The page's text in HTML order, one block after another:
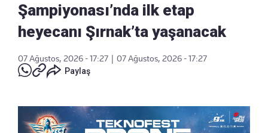
Şampiyonası’nda ilk etap
heyecanı Şırnak’ta yaşanacak
07 Ağustos, 2026 - 17:27
07 Ağustos, 2026 - 17:27
Paylaş